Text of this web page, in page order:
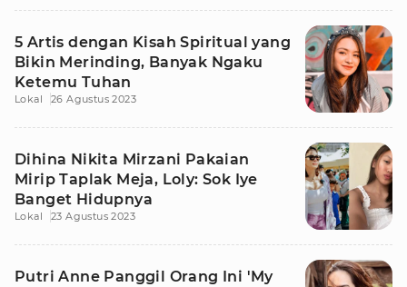
5 Artis dengan Kisah Spiritual yang
Bikin Merinding, Banyak Ngaku
Ketemu Tuhan
Lokal 26 Agustus 2023
Dihina Nikita Mirzani Pakaian
Mirip Taplak Meja, Loly: Sok Iye
Banget Hidupnya
Lokal 23 Agustus 2023
Putri Anne Panggil Orang Ini 'My